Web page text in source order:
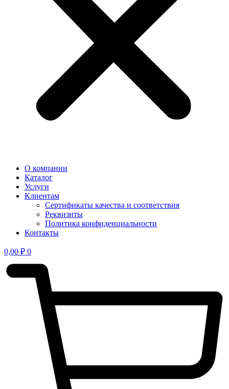
О компании
Каталог
Услуги
Клиентам
Сертификаты качества и соответствия
Реквизиты
Политика конфиден­циальности
Контакты
0,00 ₽ 0